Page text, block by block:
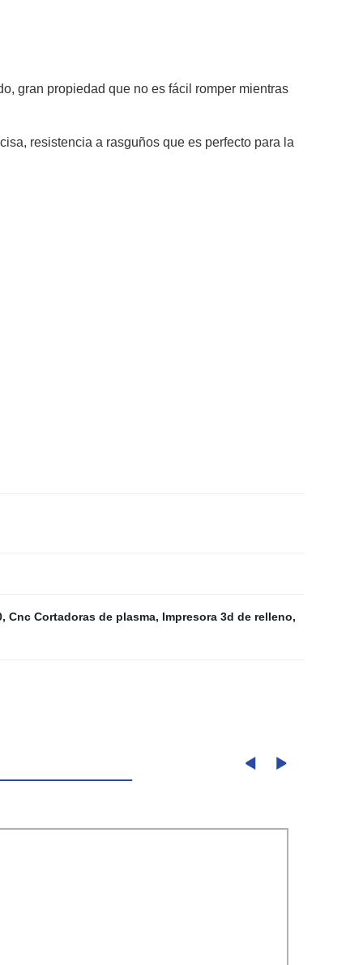
gran propiedad que no es fácil romper mientras
resistencia a rasguños que es perfecto para la
, Cnc Cortadoras de plasma, Impresora 3d de relleno,